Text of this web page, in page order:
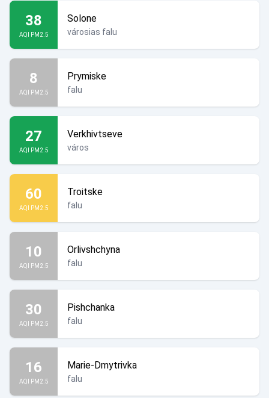
38
AQI PM2.5
Solone
városias falu
8
AQI PM2.5
Prymiske
falu
27
AQI PM2.5
Verkhivtseve
város
60
AQI PM2.5
Troitske
falu
10
AQI PM2.5
Orlivshchyna
falu
30
AQI PM2.5
Pishchanka
falu
16
AQI PM2.5
Marie-Dmytrivka
falu